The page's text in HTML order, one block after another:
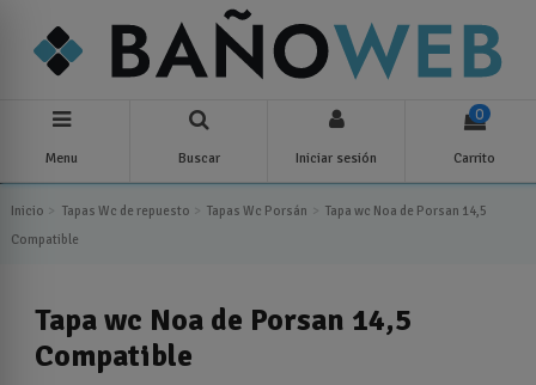
Menu Buscar Iniciar sesión
0
Carrito
Inicio Tapas Wc de repuesto Tapas Wc Porsán
Tapa wc Noa de Porsan 14,5
Compatible
Tapa wc Noa de Porsan 14,5
Compatible